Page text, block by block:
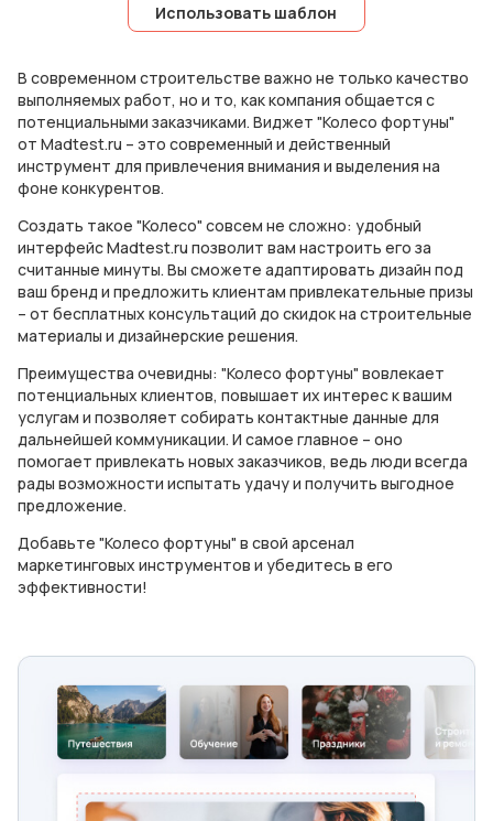
Использовать шаблон
В современном строительстве важно не только качество
выполняемых работ, но и то, как компания общается с
потенциальными заказчиками. Виджет "Колесо фортуны"
от Madtest.ru – это современный и действенный
инструмент для привлечения внимания и выделения на
фоне конкурентов.
Создать такое "Колесо" совсем не сложно: удобный
интерфейс Madtest.ru позволит вам настроить его за
считанные минуты. Вы сможете адаптировать дизайн под
ваш бренд и предложить клиентам привлекательные призы
– от бесплатных консультаций до скидок на строительные
материалы и дизайнерские решения.
Преимущества очевидны: "Колесо фортуны" вовлекает
потенциальных клиентов, повышает их интерес к вашим
услугам и позволяет собирать контактные данные для
дальнейшей коммуникации. И самое главное – оно
помогает привлекать новых заказчиков, ведь люди всегда
рады возможности испытать удачу и получить выгодное
предложение.
Добавьте "Колесо фортуны" в свой арсенал
маркетинговых инструментов и убедитесь в его
эффективности!